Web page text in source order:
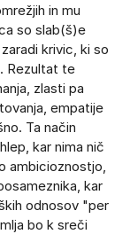
in mu
so slab(š)e
krivic, ki so
Rezultat te
zlasti pa
empatije
Ta način
kar nima nič
ambicioznostjo,
kar
odnosov "per
bo k sreči